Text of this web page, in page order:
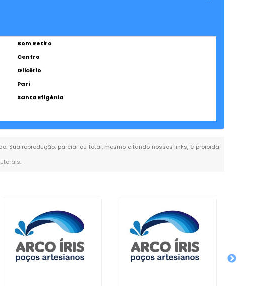
Bom Retiro
Centro
Glicério
Pari
Santa Efigênia
Sua reprodução, parcial ou total, mesmo citando nossos links, é proibida
.